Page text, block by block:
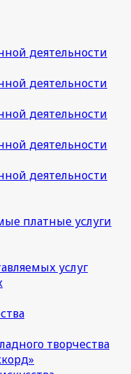
деятельности
деятельности
деятельности
деятельности
деятельности
платные услуги
услуг
творчества